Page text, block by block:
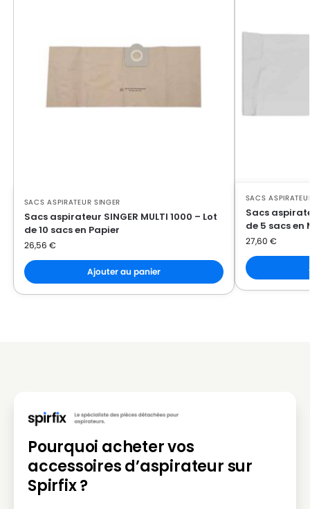
SACS ASPIRATEUR SINGER
Sacs aspirateur SINGER MULTI 1000 – Lot
de 10 sacs en Papier
26,56 €
Ajouter au panier
SACS
Sacs
de 5 sacs en
27,60 €
Pourquoi acheter vos
accessoires d’aspirateur sur
Spirfix ?